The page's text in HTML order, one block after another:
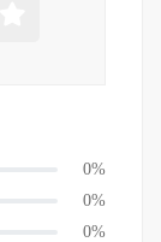
0%
0%
0%